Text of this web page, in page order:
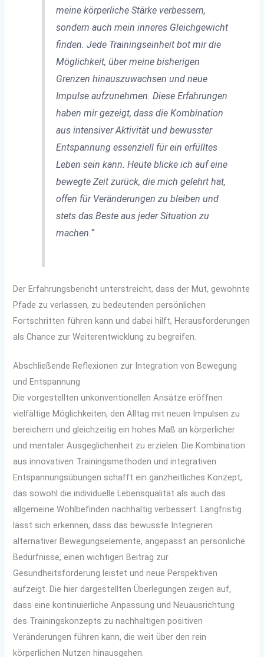
meine körperliche Stärke verbessern,
sondern auch mein inneres Gleichgewicht
finden. Jede Trainingseinheit bot mir die
Möglichkeit, über meine bisherigen
Grenzen hinauszuwachsen und neue
Impulse aufzunehmen. Diese Erfahrungen
haben mir gezeigt, dass die Kombination
aus intensiver Aktivität und bewusster
Entspannung essenziell für ein erfülltes
Leben sein kann. Heute blicke ich auf eine
bewegte Zeit zurück, die mich gelehrt hat,
offen für Veränderungen zu bleiben und
stets das Beste aus jeder Situation zu
machen.“
Der Erfahrungsbericht unterstreicht, dass der Mut, gewohnte
Pfade zu verlassen, zu bedeutenden persönlichen
Fortschritten führen kann und dabei hilft, Herausforderungen
als Chance zur Weiterentwicklung zu begreifen.
Abschließende Reflexionen zur Integration von Bewegung
und Entspannung
Die vorgestellten unkonventionellen Ansätze eröffnen
vielfältige Möglichkeiten, den Alltag mit neuen Impulsen zu
bereichern und gleichzeitig ein hohes Maß an körperlicher
und mentaler Ausgeglichenheit zu erzielen. Die Kombination
aus innovativen Trainingsmethoden und integrativen
Entspannungsübungen schafft ein ganzheitliches Konzept,
das sowohl die individuelle Lebensqualität als auch das
allgemeine Wohlbefinden nachhaltig verbessert. Langfristig
lässt sich erkennen, dass das bewusste Integrieren
alternativer Bewegungselemente, angepasst an persönliche
Bedürfnisse, einen wichtigen Beitrag zur
Gesundheitsförderung leistet und neue Perspektiven
aufzeigt. Die hier dargestellten Überlegungen zeigen auf,
dass eine kontinuierliche Anpassung und Neuausrichtung
des Trainingskonzepts zu nachhaltigen positiven
Veränderungen führen kann, die weit über den rein
körperlichen Nutzen hinausgehen.